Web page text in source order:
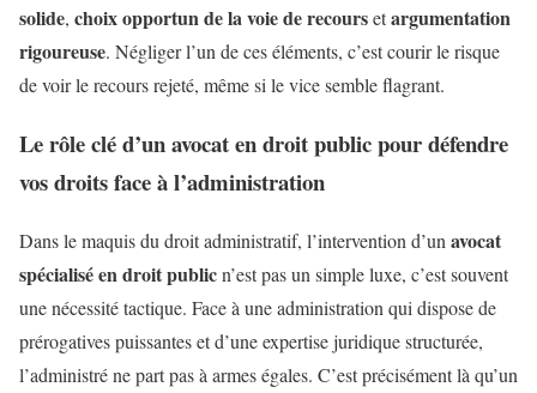
solide, choix opportun de la voie de recoursetargumentation
rigoureuse. Négliger l’un de ces éléments, c’est courir le risque
de voir le recours rejeté, même si le vice semble flagrant.
Le rôle clé d’un avocat en droit public pour défendre
vos droits face à l’administration
Dans le maquis du droit administratif, l’intervention d’un avocat
spécialisé en droit publicn’est pas un simple luxe, c’est souvent
une nécessité tactique. Face à une administration qui dispose de
prérogatives puissantes et d’une expertise juridique structurée,
l’administré ne part pas à armes égales. C’est précisément là qu’un